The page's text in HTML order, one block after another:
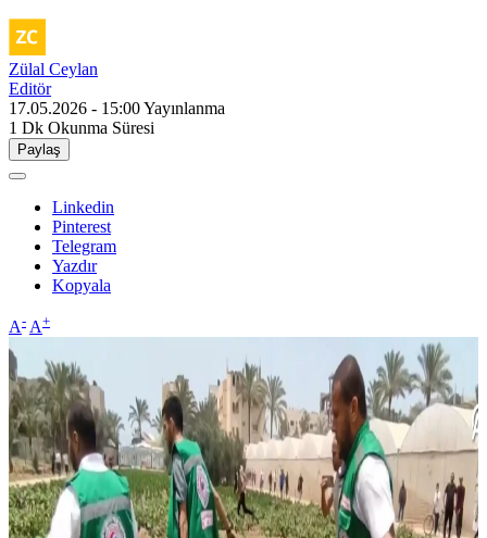
Zülal Ceylan
Editör
17.05.2026 - 15:00Yayınlanma
1 Dk Okunma Süresi
Paylaş
Linkedin
Pinterest
Telegram
Yazdır
Kopyala
A- A+